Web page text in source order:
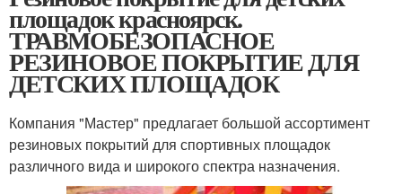
площадок красноярск.
ТРАВМОБЕЗОПАСНОЕ
РЕЗИНОВОЕ ПОКРЫТИЕ ДЛЯ
ДЕТСКИХ ПЛОЩАДОК
Компания "Мастер" предлагает большой ассортимент
резиновых покрытий для спортивных площадок
различного вида и широкого спектра назначения.